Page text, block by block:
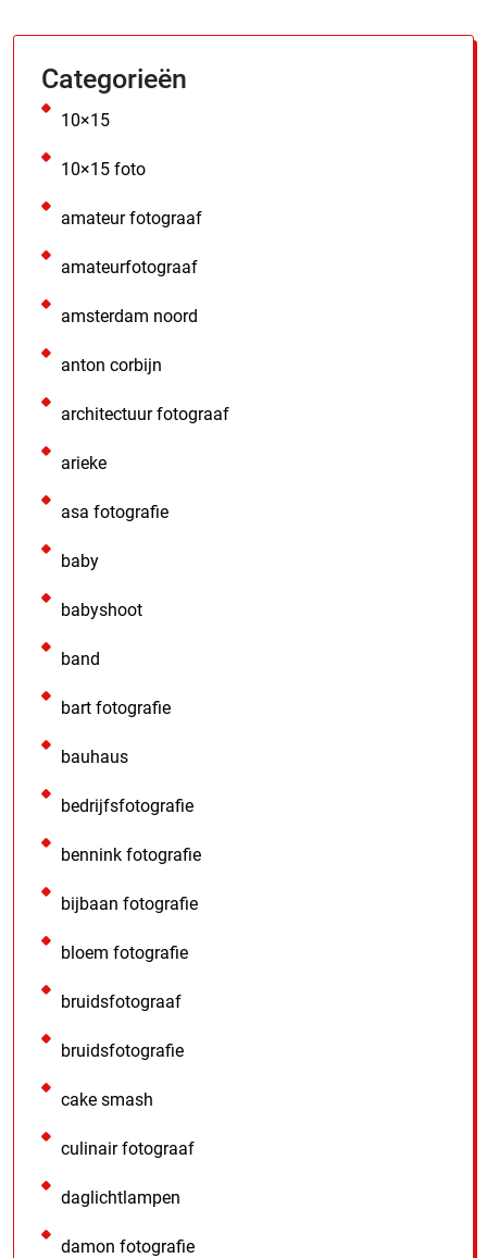
Categorieën
10×15
10×15 foto
amateur fotograaf
amateurfotograaf
amsterdam noord
anton corbijn
architectuur fotograaf
arieke
asa fotografie
baby
babyshoot
band
bart fotografie
bauhaus
bedrijfsfotografie
bennink fotografie
bijbaan fotografie
bloem fotografie
bruidsfotograaf
bruidsfotografie
cake smash
culinair fotograaf
daglichtlampen
damon fotografie